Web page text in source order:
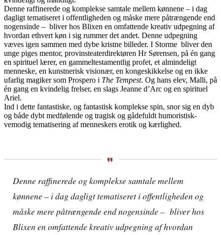
Denne raffinerede og komplekse samtale mellem kønnene – i dag
dagligt tematiseret i offentligheden og måske mere påtrængende end
nogensinde – bliver hos Blixen en omfattende kreativ udpegning af
hvordan ethvert køn i sig rummer det andet. Denne udpegning
væves igen sammen med dybe kristne billeder. I Storme bliver den
unge piges mentor, provinsteaterdirektøren Hr Sørensen, på én gang
en spirituel lærer, en gammeltestamentlig profet, et almindeligt
menneske, en kunstnerisk visionær, en kongeskikkelse og en ikke
ufarlig magiker som Prospero i The Tempest. Og hans elev, Malli, på
én gang en kvindelig frelser, en slags Jeanne d’Arc og en spirituel
Ariel.
Ind i dette fantastiske, og fantastisk komplekse spin, snor sig en dyb
og både dybt medfølende og tragisk og gådefuldt humoristisk-
vemodig tematisering af menneskers erotik og kærlighed.
Denne raffinerede og komplekse samtale mellem
kønnene – i dag dagligt tematiseret i offentligheden og
måske mere påtrængende end nogensinde – bliver hos
Blixen en omfattende kreativ udpegning af hvordan